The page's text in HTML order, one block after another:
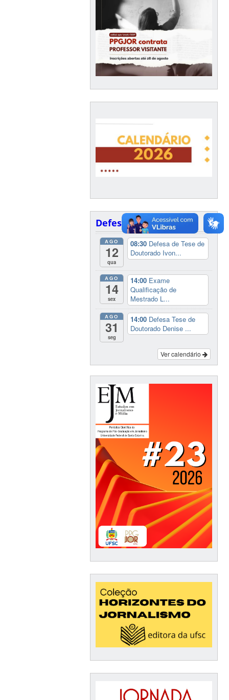
Defesas
AGO
12
qua
08:30 Defesa de Tese de
Doutorado Ivon...
AGO
14
sex
14:00 Exame
Qualificação de
Mestrado L...
AGO
31
seg
14:00 Defesa Tese de
Doutorado Denise ...
Ver calendário